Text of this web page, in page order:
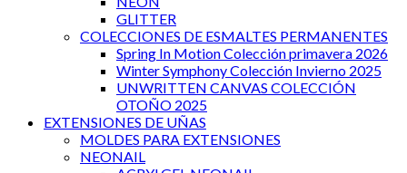
GLITTER
COLECCIONES DE ESMALTES PERMANENTES
Spring In Motion Colección primavera 2026
Winter Symphony Colección Invierno 2025
UNWRITTEN CANVAS COLECCIÓN
OTOÑO 2025
EXTENSIONES DE UÑAS
MOLDES PARA EXTENSIONES
NEONAIL